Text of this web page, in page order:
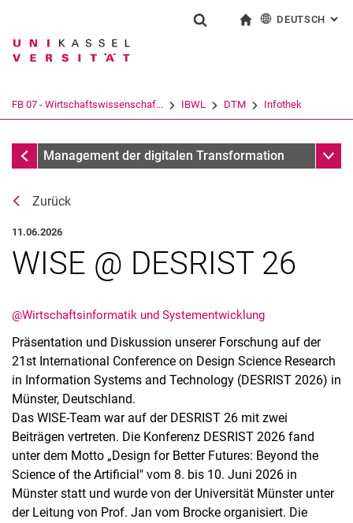
Springe direkt zu: Inhalt
Springe direkt zu: Suche
Springe direkt zu:
Suchbegriff
Suchen (öffnet externen Link in einem
DEUTSCH :
FB 07 - Wirtschaftswissenschaf... IBWL DTM Infothek
InfothekManagement der digitalen Transformation
Zurück
11.06.2026
WISE @ DESRIST 26
@Wirtschaftsinformatik und Systementwicklung
Präsentation und Diskussion unserer Forschung auf der
21st International Conference on Design Science Research
in Information Systems and Technology (DESRIST 2026) in
Münster, Deutschland.
Das WISE-Team war auf der DESRIST 26 mit zwei
Beiträgen vertreten. Die Konferenz DESRIST 2026 fand
unter dem Motto „Design for Better Futures: Beyond the
Science of the Artificial" vom 8. bis 10. Juni 2026 in
Münster statt und wurde von der Universität Münster unter
der Leitung von Prof. Jan vom Brocke organisiert. Die